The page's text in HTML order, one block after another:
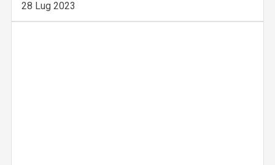
28 Lug 2023